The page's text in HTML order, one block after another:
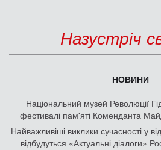
Назустріч
НОВИНИ
Національний музей Революції
фестивалі пам'яті Коменданта
Найважливіші виклики сучасності у
відбудуться «Актуальні діалоги»